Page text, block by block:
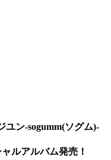
ユン-sogumm(ソグム)-
ルアルバム発売！